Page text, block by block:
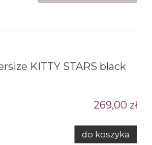
KITTY STARS black
269,00 zł
do koszyka